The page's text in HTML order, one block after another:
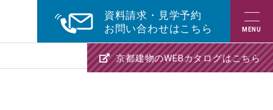
資料請求・見学予約
お問い合わせはこちら
京都建物のWEBカタログはこちら